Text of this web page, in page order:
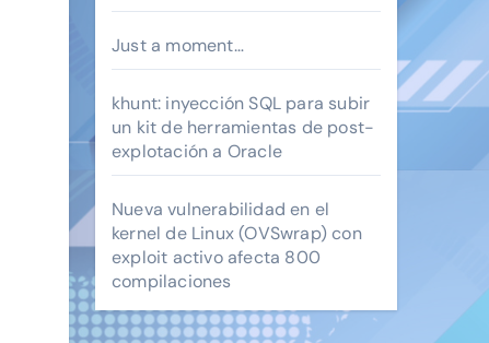
Just a moment…
khunt: inyección SQL para subir
un kit de herramientas de post-
explotación a Oracle
Nueva vulnerabilidad en el
kernel de Linux (OVSwrap) con
exploit activo afecta 800
compilaciones